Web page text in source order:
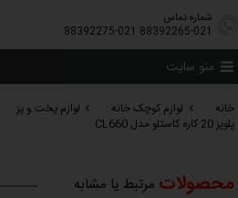
شماره تماس
88392265-021
88392275-021
منو سایت
خانه لوازم کوچک خانه
لوازم پخت و پز
پلوپز 20 کاره کاستلو مدل CL660
محصولات مرتبط یا مشابه